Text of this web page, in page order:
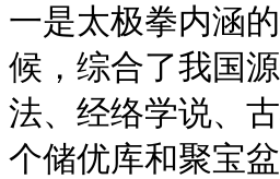
一是太极拳内涵
候，综合了我国
法、经络学说、
个储优库和聚宝